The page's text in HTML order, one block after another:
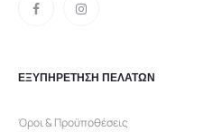
ΕΞΥΠΗΡΕΤΗΣΗ ΠΕΛΑΤΩΝ
Όροι & Προϋποθέσεις